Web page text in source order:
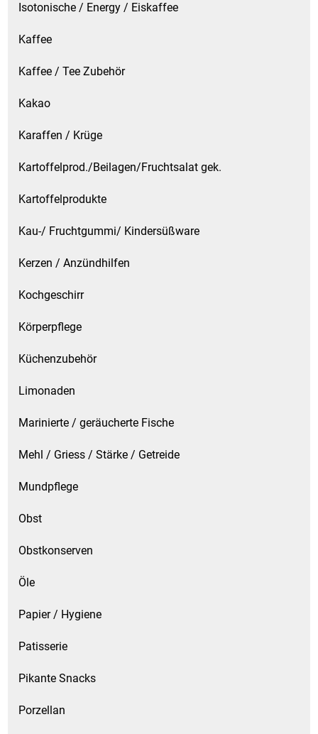
Isotonische / Energy / Eiskaffee
Kaffee
Kaffee / Tee Zubehör
Kakao
Karaffen / Krüge
Kartoffelprod./Beilagen/Fruchtsalat gek.
Kartoffelprodukte
Kau-/ Fruchtgummi/ Kindersüßware
Kerzen / Anzündhilfen
Kochgeschirr
Körperpflege
Küchenzubehör
Limonaden
Marinierte / geräucherte Fische
Mehl / Griess / Stärke / Getreide
Mundpflege
Obst
Obstkonserven
Öle
Papier / Hygiene
Patisserie
Pikante Snacks
Porzellan